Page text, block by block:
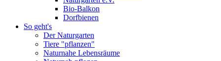
Bio-Balkon
Dorfbienen
So geht's
Der Naturgarten
Tiere "pflanzen"
Naturnahe Lebensräume